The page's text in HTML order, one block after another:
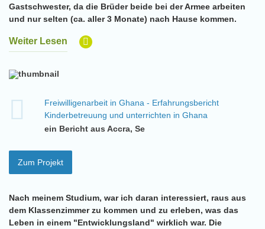
Gastschwester, da die Brüder beide bei der Armee arbeiten
und nur selten (ca. aller 3 Monate) nach Hause kommen.
Weiter Lesen
Freiwilligenarbeit in Ghana - Erfahrungsbericht
Kinderbetreuung und unterrichten in Ghana
ein Bericht aus Accra, Se
Zum Projekt
Nach meinem Studium, war ich daran interessiert, raus aus
dem Klassenzimmer zu kommen und zu erleben, was das
Leben in einem "Entwicklungsland" wirklich war. Die